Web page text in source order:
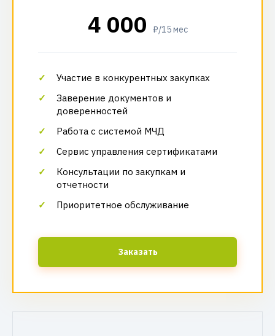
4 000 ₽/15 мес
Участие в конкурентных закупках
Заверение документов и
доверенностей
Работа с системой МЧД
Сервис управления сертификатами
Консультации по закупкам и
отчетности
Приоритетное обслуживание
Заказать